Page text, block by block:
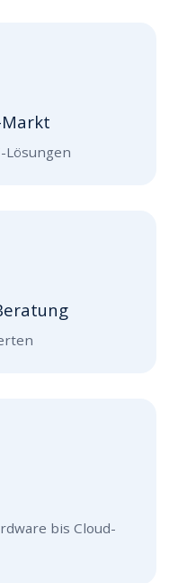
Markt
Lösungen
bis Cloud-